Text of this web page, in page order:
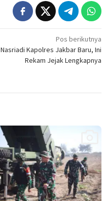
Pos berikutnya
Nasriadi Kapolres Jakbar Baru, Ini
Rekam Jejak Lengkapnya